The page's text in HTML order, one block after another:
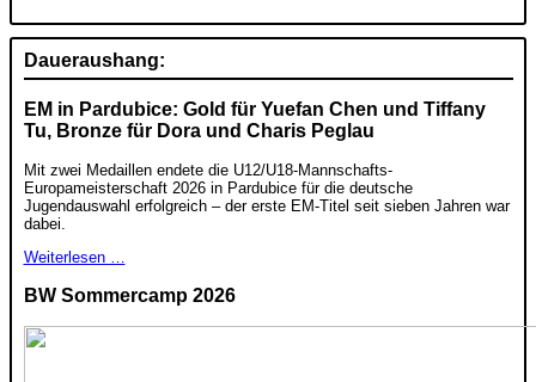
Daueraushang:
EM in Pardubice: Gold für Yuefan Chen und Tiffany
Tu, Bronze für Dora und Charis Peglau
Mit zwei Medaillen endete die U12/U18-Mannschafts-
Europameisterschaft 2026 in Pardubice für die deutsche
Jugendauswahl erfolgreich – der erste EM-Titel seit sieben Jahren war
dabei.
Weiterlesen …
BW Sommercamp 2026